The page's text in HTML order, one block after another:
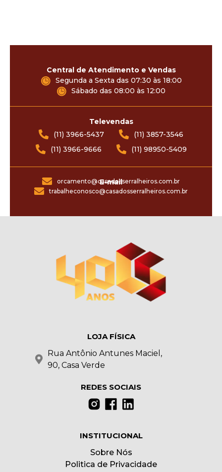
Central de Atendimento e Vendas
Segunda a Sexta das 07:30 às 18:00
Sábado das 08:00 às 12:00
Televendas
(11) 3966-5437
(11) 3857-3546
(11) 3966-9666
(11) 98950-5409
E-mail
orcamento@casadosserralheiros.com.br
trabalheconosco@casadosserralheiros.com.br
LOJA FÍSICA
Rua Antônio Antunes Maciel,
90, Casa Verde
REDES SOCIAIS
INSTITUCIONAL
Sobre Nós
Politica de Privacidade